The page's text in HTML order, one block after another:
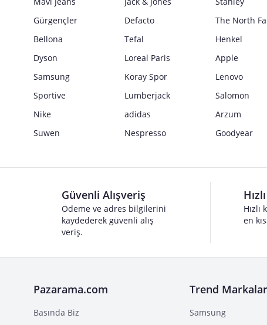
Gürgençler
Defacto
The North
Bellona
Tefal
Henkel
Dyson
Loreal Paris
Apple
Samsung
Koray Spor
Lenovo
Sportive
Lumberjack
Salomon
Nike
adidas
Arzum
Suwen
Nespresso Goodyear
Güvenli Alışveriş
Ödeme ve adres bilgilerini
kaydederek güvenli alış
veriş.
en
Pazarama.com
Basında Biz
Trend Markalar
Samsung